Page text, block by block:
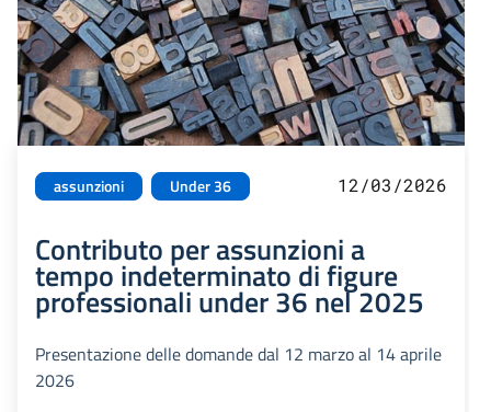
assunzioni Under 36 12/03/2026
Contributo per assunzioni a
tempo indeterminato di figure
professionali under 36 nel 2025
Presentazione delle domande dal 12 marzo al 14 aprile
2026